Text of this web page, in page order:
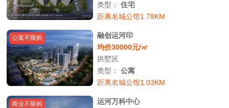
类型：住宅
距离名城公馆1.78KM
公寓不限购
融创运河印
均价30000元/㎡
拱墅区
类型：公寓
距离名城公馆1.03KM
商业不限购
运河万科中心